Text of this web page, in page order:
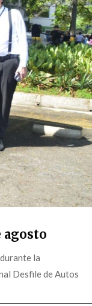
agosto
la
Desfile de Autos